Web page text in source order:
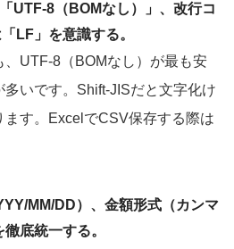
UTF-8（BOMなし）」、改行コ
LF」を意識する。
UTF-8（BOMなし）が最も安
いです。Shift-JISだと文字化け
す。ExcelでCSV保存する際は
MM/DD）、金額形式（カンマ
底統一する。